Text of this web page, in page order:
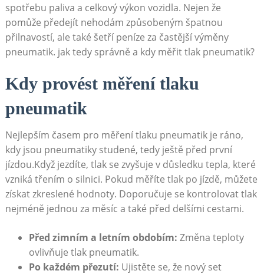
spotřebu paliva a celkový výkon ‌vozidla. Nejen že
pomůže předejít⁤ nehodám způsobeným špatnou⁣
přilnavostí, ale také šetří peníze za častější výměny
pneumatik.‌ jak tedy správně a kdy měřit tlak pneumatik?
Kdy provést měření tlaku
pneumatik
Nejlepším časem pro měření tlaku pneumatik je ráno,
kdy jsou pneumatiky studené, tedy ještě před první
jízdou.Když jezdíte, tlak se zvyšuje ⁢v důsledku tepla, ​které
vzniká třením o silnici. ⁤Pokud měříte tlak po jízdě, můžete
‌získat zkreslené hodnoty. Doporučuje se kontrolovat tlak
nejméně jednou za měsíc a také ‍před delšími cestami.
Před zimním⁣ a ‌letním obdobím: Změna teploty
ovlivňuje tlak ‌pneumatik.
Po každém přezutí: Ujistěte ​se, že nový set